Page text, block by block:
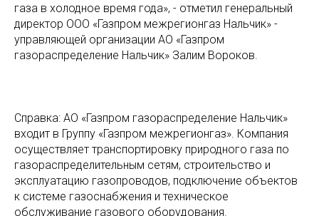
газа в холодное время года», - отметил генеральный
директор ООО «Газпром межрегионгаз Нальчик» -
управляющей организации АО «Газпром
газораспределение Нальчик» Залим Вороков.
Справка: АО «Газпром газораспределение Нальчик»
входит в Группу «Газпром межрегионгаз». Компания
осуществляет транспортировку природного газа по
газораспределительным сетям, строительство и
эксплуатацию газопроводов, подключение объектов
к системе газоснабжения и техническое
обслуживание газового оборудования.